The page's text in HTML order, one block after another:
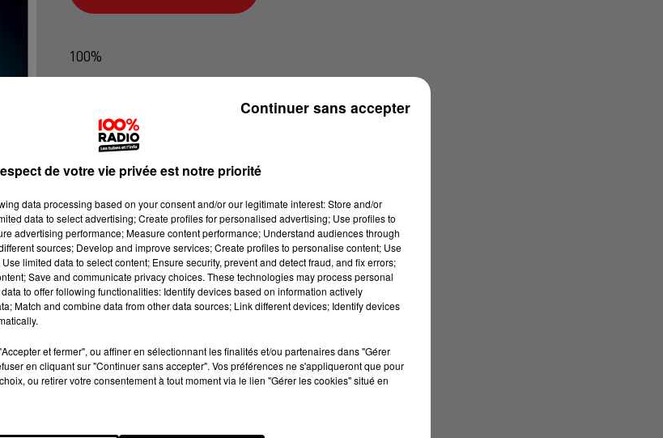
100%
de votre vie privée est notre priorité
data processing based on your consent and/or our legitimate interest: Store and/or
data to select advertising; Create profiles for personalised advertising; Use profiles to
advertising performance; Measure content performance; Understand audiences through
sources; Develop and improve services; Create profiles to personalise content; Use
limited data to select content; Ensure security, prevent and detect fraud, and fix errors;
Save and communicate privacy choices. These technologies may process personal
to offer following functionalities: Identify devices based on information actively
Match and combine data from other data sources; Link different devices; Identify devices
et fermer", ou affiner en sélectionnant les finalités et/ou partenaires dans "Gérer
en cliquant sur "Continuer sans accepter". Vos préférences ne s'appliqueront que pour
ou retirer votre consentement à tout moment via le lien "Gérer les cookies" situé en
Continuer sans accepter